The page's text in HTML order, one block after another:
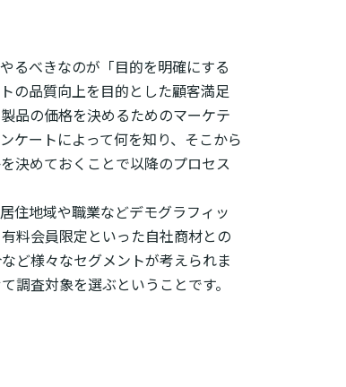
るべきなのが「目的を明確にする
の品質向上を目的とした顧客満足
品の価格を決めるためのマーケテ
ケートによって何を知り、そこから
決めておくことで以降のプロセス
住地域や職業などデモグラフィッ
料会員限定といった自社商材との
ど様々なセグメントが考えられま
調査対象を選ぶということです。